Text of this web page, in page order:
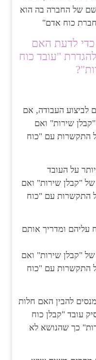
של החברה בה הוא
כוח אדם"
לדעת האם
"עובד כוח
לביצוע העבודה, אם
"קבלן שירות" ואם
התקשרות עם "כוח
של "קבלן שירות" ואם
התקשרות עם "כוח
עליהם ומדריך אותם
של "קבלן שירות" ואם
התקשרות עם "כוח
להבין האם חלות
עובד "קבלן כוח
כך שהנושא לא